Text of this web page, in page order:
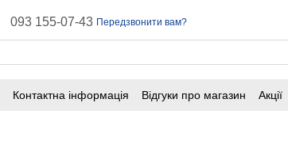
093 155-07-43 Передзвонити вам?
Контактна інформація Відгуки про магазин Акції